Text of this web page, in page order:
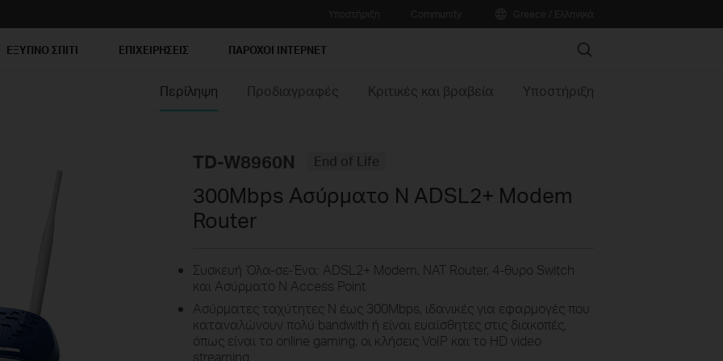
ΕΞΥΠΝΟ ΣΠΙΤΙ ΕΠΙΧΕΙΡΗΣΕΙΣ ΠΑΡΟΧΟΙ ΙΝΤΕΡΝΕΤ Search
Περίληψη Προδιαγραφές Κριτικές και βραβεία Υποστήριξη
TD-W8960N End of Life
300Mbps Ασύρματο N ADSL2+ Modem
Router
Συσκευή Όλα-σε-Ένα: ADSL2+ Modem, NAT Router, 4-θυρο Switch
και Ασύρματο N Access Point
Ασύρματες ταχύτητες N έως 300Mbps, ιδανικές για εφαρμογές που
καταναλώνουν πολύ bandwith ή είναι ευαίσθητες στις διακοπές,
όπως είναι το online gaming, οι κλήσεις VoIP και το HD video
streaming